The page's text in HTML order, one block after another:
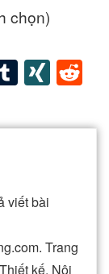
chọn)
Tumblr
viết bài
Trang
kế, Nội